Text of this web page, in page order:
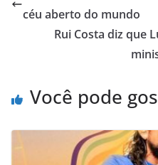
A
p
b
o
céu aberto do mundo
Rui Costa diz que
Você pode